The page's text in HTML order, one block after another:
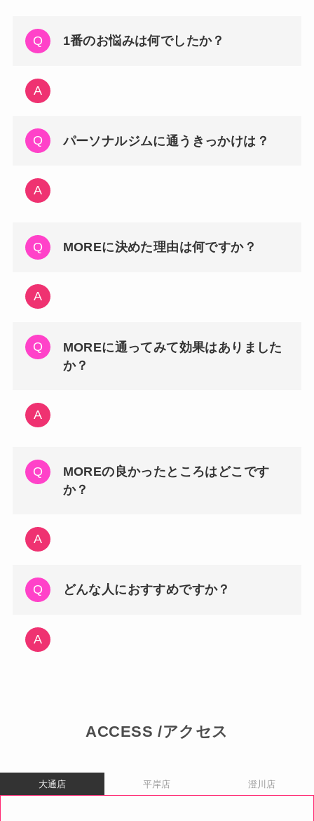
1番のお悩みは何でしたか？
パーソナルジムに通うきっかけは？
MOREに決めた理由は何ですか？
MOREに通ってみて効果はありました
か？
MOREの良かったところはどこです
か？
どんな人におすすめですか？
ACCESS /アクセス
大通店 平岸店 澄川店